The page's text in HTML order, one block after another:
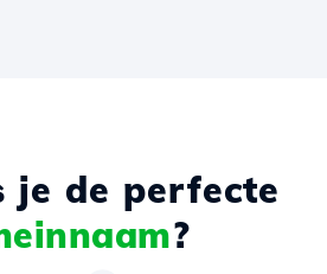
je de perfecte
?